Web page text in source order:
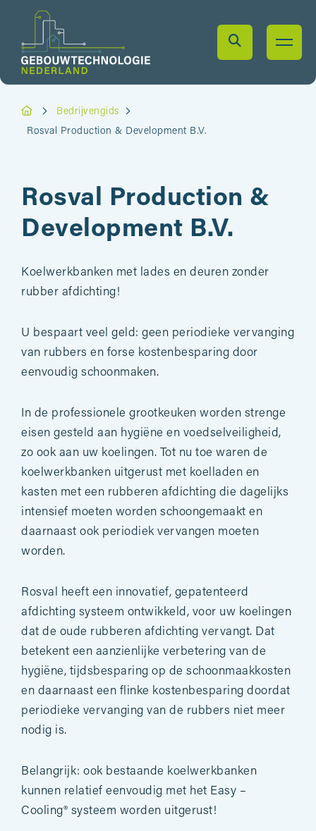
Bedrijvengids
Rosval Production & Development B.V.
Rosval Production &
Development B.V.
Koelwerkbanken met lades en deuren zonder
rubber afdichting!
U bespaart veel geld: geen periodieke vervanging
van rubbers en forse kostenbesparing door
eenvoudig schoonmaken.
In de professionele grootkeuken worden strenge
eisen gesteld aan hygiëne en voedselveiligheid,
zo ook aan uw koelingen. Tot nu toe waren de
koelwerkbanken uitgerust met koelladen en
kasten met een rubberen afdichting die dagelijks
intensief moeten worden schoongemaakt en
daarnaast ook periodiek vervangen moeten
worden.
Rosval heeft een innovatief, gepatenteerd
afdichting systeem ontwikkeld, voor uw koelingen
dat de oude rubberen afdichting vervangt. Dat
betekent een aanzienlijke verbetering van de
hygiëne, tijdsbesparing op de schoonmaakkosten
en daarnaast een flinke kostenbesparing doordat
periodieke vervanging van de rubbers niet meer
nodig is.
Belangrijk: ook bestaande koelwerkbanken
kunnen relatief eenvoudig met het Easy –
Cooling® systeem worden uitgerust!